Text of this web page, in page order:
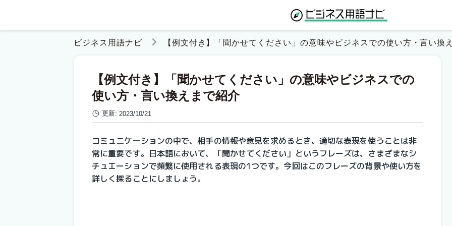
ビジネス用語ナビ 【例文付き】「聞かせてください」の意味やビジネスでの使い方・言い換
【例文付き】「聞かせてください」の意味やビジネスでの
使い方・言い換えまで紹介
更新: 2023/10/21
コミュニケーションの中で、相手の情報や意見を求めるとき、適切な表現を使うことは非
常に重要です。日本語において、「聞かせてください」というフレーズは、さまざまなシ
チュエーションで頻繁に使用される表現の1つです。今回はこのフレーズの背景や使い方を
詳しく探ることにしましょう。